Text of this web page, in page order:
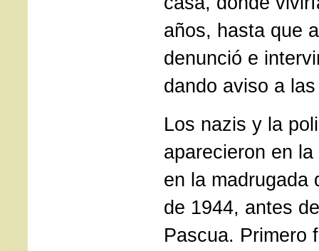
años, hasta que
denunció e
dando aviso a
Los nazis y la
aparecieron en
en la madrugada
de 1944, antes
Pascua. Primero